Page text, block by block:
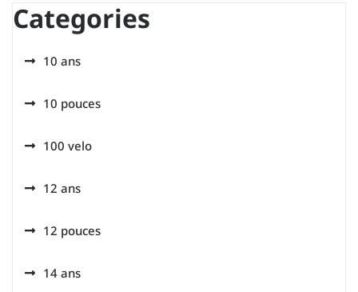
Categories
10 ans
10 pouces
100 velo
12 ans
12 pouces
14 ans